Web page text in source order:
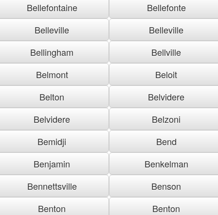
Bellefontaine
Bellefonte
Belleville
Belleville
Bellingham
Bellville
Belmont
Beloit
Belton
Belvidere
Belvidere
Belzoni
Bemidji
Bend
Benjamin
Benkelman
Bennettsville
Benson
Benton
Benton